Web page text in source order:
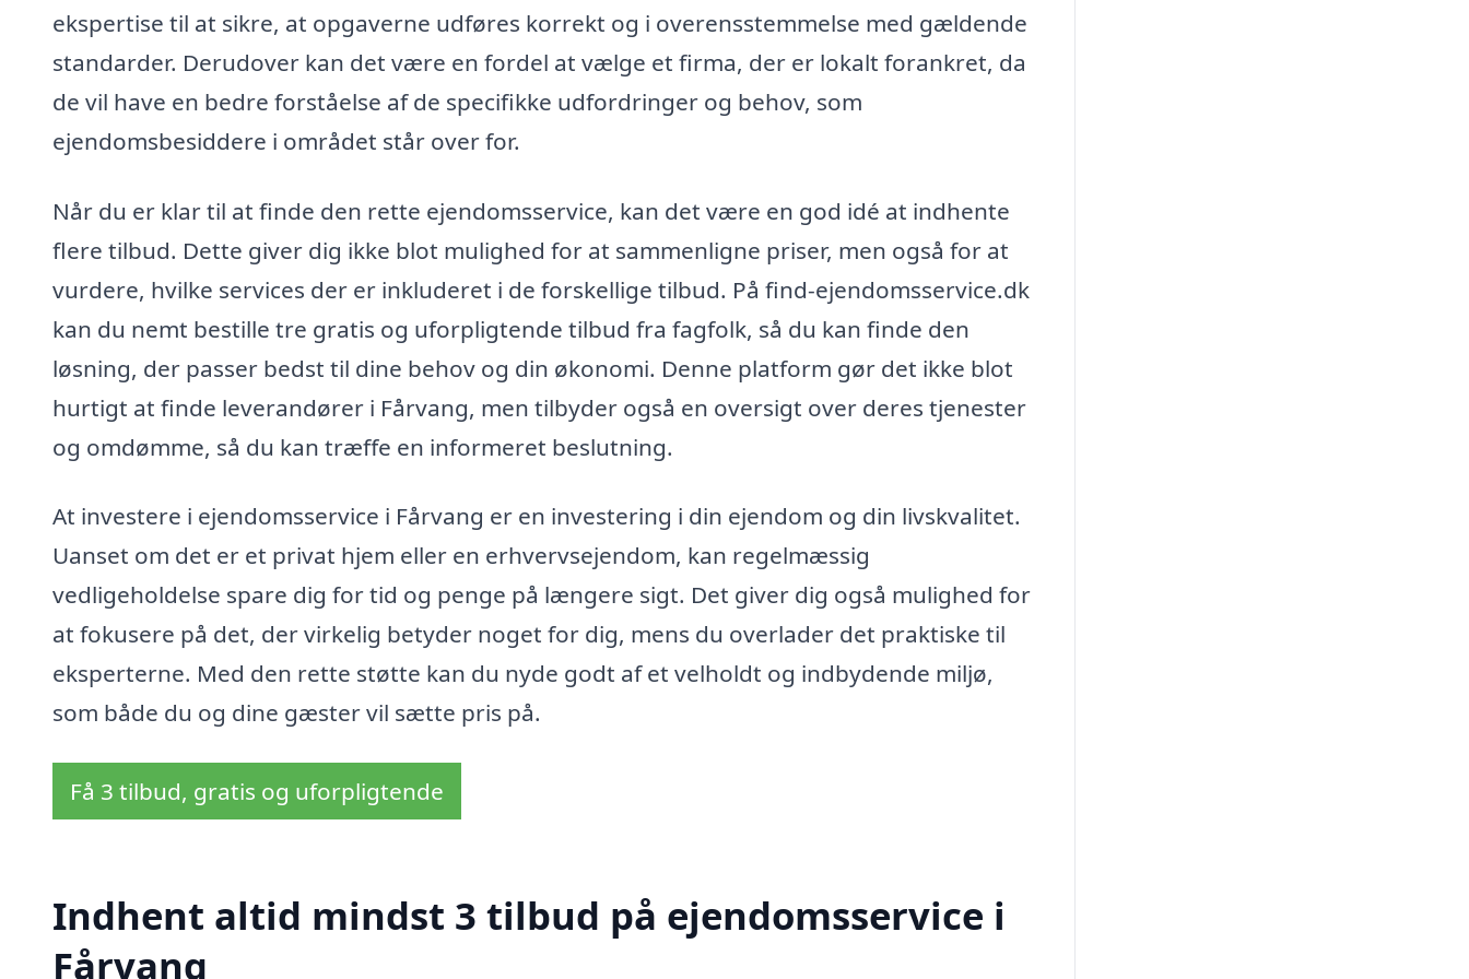
ekspertise til at sikre, at opgaverne udføres korrekt og i overensstemmelse med gældende
standarder. Derudover kan det være en fordel at vælge et firma, der er lokalt forankret, da
de vil have en bedre forståelse af de specifikke udfordringer og behov, som
ejendomsbesiddere i området står over for.
Når du er klar til at finde den rette ejendomsservice, kan det være en god idé at indhente
flere tilbud. Dette giver dig ikke blot mulighed for at sammenligne priser, men også for at
vurdere, hvilke services der er inkluderet i de forskellige tilbud. På find-ejendomsservice.dk
kan du nemt bestille tre gratis og uforpligtende tilbud fra fagfolk, så du kan finde den
løsning, der passer bedst til dine behov og din økonomi. Denne platform gør det ikke blot
hurtigt at finde leverandører i Fårvang, men tilbyder også en oversigt over deres tjenester
og omdømme, så du kan træffe en informeret beslutning.
At investere i ejendomsservice i Fårvang er en investering i din ejendom og din livskvalitet.
Uanset om det er et privat hjem eller en erhvervsejendom, kan regelmæssig
vedligeholdelse spare dig for tid og penge på længere sigt. Det giver dig også mulighed for
at fokusere på det, der virkelig betyder noget for dig, mens du overlader det praktiske til
eksperterne. Med den rette støtte kan du nyde godt af et velholdt og indbydende miljø,
som både du og dine gæster vil sætte pris på.
Få 3 tilbud, gratis og uforpligtende
Indhent altid mindst 3 tilbud på ejendomsservice i
Fårvang